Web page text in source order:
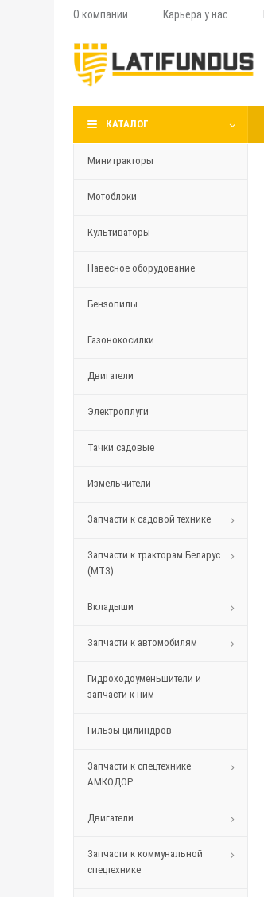
О компании Карьера у нас
КАТАЛОГ
Минитракторы
Мотоблоки
Культиваторы
Навесное оборудование
Бензопилы
Газонокосилки
Двигатели
Электроплуги
Тачки садовые
Измельчители
Запчасти к садовой технике
Запчасти к тракторам Беларус
(МТЗ)
Вкладыши
Запчасти к автомобилям
Гидроходоуменьшители и
запчасти к ним
Гильзы цилиндров
Запчасти к спецтехнике
АМКОДОР
Двигатели
Запчасти к коммунальной
спецтехнике